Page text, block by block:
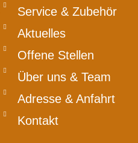
Service & Zubehör
Aktuelles
Offene Stellen
Über uns & Team
Adresse & Anfahrt
Kontakt